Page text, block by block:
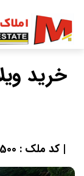
| کد ملک : 849500